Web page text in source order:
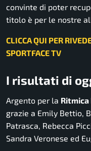
convinte di poter
titolo è per le nostre
CLICCA QUI PER
SPORTFACE TV
I risultati di
Argento per la Ritmica
grazie a Emily Bettio,
Patrasca, Rebecca
Sandra Veronese ed